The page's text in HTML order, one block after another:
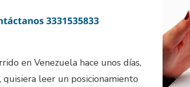
en Venezuela hace unos días,
leer un posicionamiento